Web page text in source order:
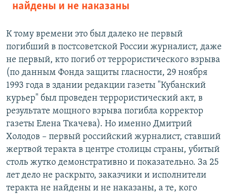
найдены и не наказаны
К тому времени это был далеко не первый
погибший в постсоветской России журналист, даже
не первый, кто погиб от террористического взрыва
(по данным Фонда защиты гласности, 29 ноября
1993 года в здании редакции газеты "Кубанский
курьер" был проведен террористический акт, в
результате мощного взрыва погибла корректор
газеты Елена Ткачева). Но именно Дмитрий
Холодов – первый российский журналист, ставший
жертвой теракта в центре столицы страны, убитый
столь жутко демонстративно и показательно. За 25
лет дело не раскрыто, заказчики и исполнители
теракта не найдены и не наказаны, а те, кого